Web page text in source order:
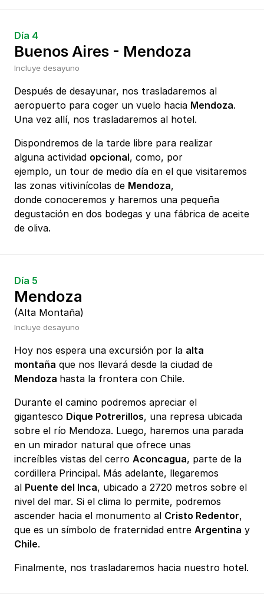
Día 4
Buenos Aires - Mendoza
Incluye desayuno
Después de desayunar, nos trasladaremos al
aeropuerto para coger un vuelo hacia Mendoza.
Una vez allí, nos trasladaremos al hotel.
Dispondremos de la tarde libre para realizar
alguna actividad opcional, como, por
ejemplo, un tour de medio día en el que visitaremos
las zonas vitivinícolas de Mendoza,
donde conoceremos y haremos una pequeña
degustación en dos bodegas y una fábrica de aceite
de oliva.
Día 5
Mendoza
(Alta Montaña)
Incluye desayuno
Hoy nos espera una excursión por la alta
montaña que nos llevará desde la ciudad de
Mendoza hasta la frontera con Chile.
Durante el camino podremos apreciar el
gigantesco Dique Potrerillos, una represa ubicada
sobre el río Mendoza. Luego, haremos una parada
en un mirador natural que ofrece unas
increíbles vistas del cerro Aconcagua, parte de la
cordillera Principal. Más adelante, llegaremos
al Puente del Inca, ubicado a 2720 metros sobre el
nivel del mar. Si el clima lo permite, podremos
ascender hacia el monumento al Cristo Redentor,
que es un símbolo de fraternidad entre Argentina y
Chile.
Finalmente, nos trasladaremos hacia nuestro hotel.